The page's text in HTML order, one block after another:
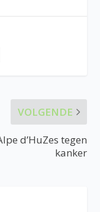
VOLGENDE
d’HuZes tegen
kanker